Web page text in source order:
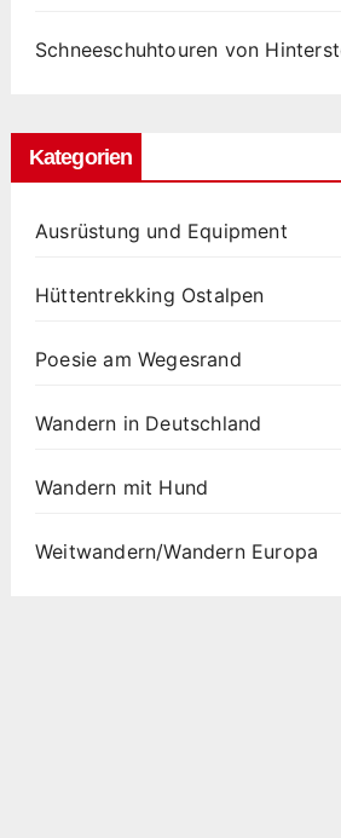
Schneeschuhtouren von
Kategorien
Ausrüstung und Equipment
Hüttentrekking Ostalpen
Poesie am Wegesrand
Wandern in Deutschland
Wandern mit Hund
Weitwandern/Wandern Europa